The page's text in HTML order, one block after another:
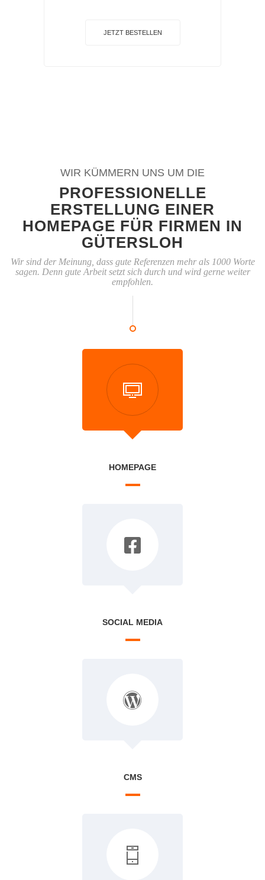
JETZT BESTELLEN
WIR KÜMMERN UNS UM DIE
PROFESSIONELLE
ERSTELLUNG EINER
HOMEPAGE FÜR FIRMEN IN
GÜTERSLOH
Wir sind der Meinung, dass gute Referenzen mehr als 1000 Worte
sagen. Denn gute Arbeit setzt sich durch und wird gerne weiter
empfohlen.
HOMEPAGE
SOCIAL MEDIA
CMS